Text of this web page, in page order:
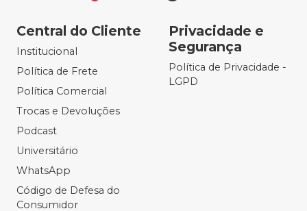
Central do Cliente
Institucional
Política de Frete
Política Comercial
Trocas e Devoluções
Podcast
Universitário
WhatsApp
Código de Defesa do
Consumidor
Privacidade e
Segurança
Política de Privacidade -
LGPD